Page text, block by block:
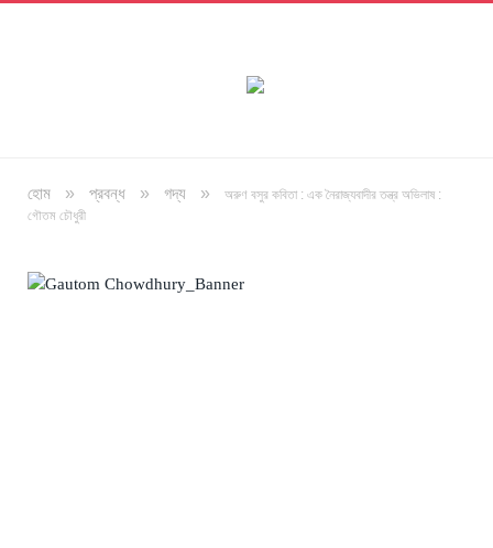
হোম » প্রবন্ধ » গদ্য »
অরুণ বসুর কবিতা : এক নৈরাজ্যবাদীর তন্ত্র অভিলাষ :
গৌতম চৌধুরী